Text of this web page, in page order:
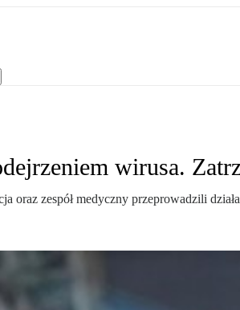
wirusa.
zespół medyczny przeprowadzili